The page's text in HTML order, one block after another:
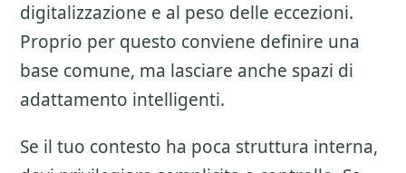
digitalizzazione e al peso delle eccezioni.
Proprio per questo conviene definire una
base comune, ma lasciare anche spazi di
adattamento intelligenti.
Se il tuo contesto ha poca struttura interna,